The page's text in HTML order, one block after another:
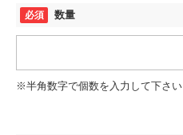
数量
※半角数字で個数を入力して下さい